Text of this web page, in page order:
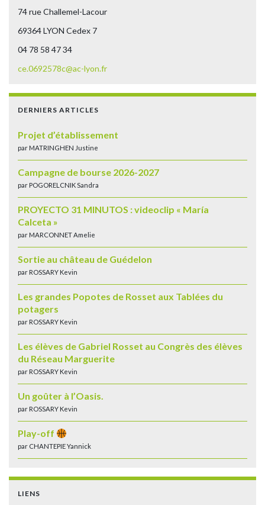
74 rue Challemel-Lacour
69364 LYON Cedex 7
04 78 58 47 34
ce.0692578c@ac-lyon.fr
DERNIERS ARTICLES
Projet d’établissement
par MATRINGHEN Justine
Campagne de bourse 2026-2027
par POGORELCNIK Sandra
PROYECTO 31 MINUTOS : videoclip « María
Calceta »
par MARCONNET Amelie
Sortie au château de Guédelon
par ROSSARY Kevin
Les grandes Popotes de Rosset aux Tablées du
potagers
par ROSSARY Kevin
Les élèves de Gabriel Rosset au Congrès des élèves
du Réseau Marguerite
par ROSSARY Kevin
Un goûter à l’Oasis.
par ROSSARY Kevin
Play-off
par CHANTEPIE Yannick
LIENS